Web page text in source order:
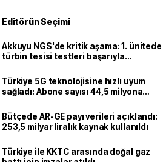
Editörün Seçimi
Akkuyu NGS'de kritik aşama: 1. ünitede
türbin tesisi testleri başarıyla
Türkiye 5G teknolojisine hızlı uyum
sağladı: Abone sayısı 44,5 milyona
Bütçede AR-GE payı verileri açıklandı:
253,5 milyar liralık kaynak kullanıldı
Türkiye ile KKTC arasında doğal gaz